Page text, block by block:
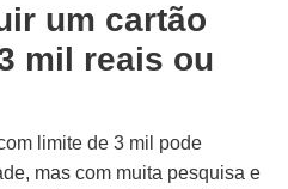
um cartão
mil reais ou
limite de 3 mil pode
mas com muita pesquisa e